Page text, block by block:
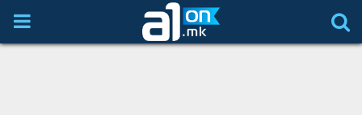
P